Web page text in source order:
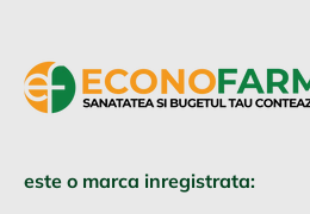
este o marca inregistrata: